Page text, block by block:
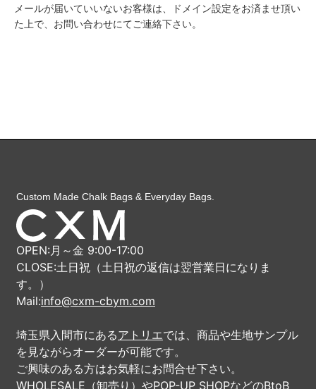
メールが届いていいないお客様は、ドメイン設定をお済ませ頂い
た上で、お問い合わせにてご連絡下さい。
Custom Made Chalk Bags & Everyday Bags.
OPEN:月～金 9:00-17:00
CLOSE:土日祝（土日祝の返信は翌営業日になりま
す。）
Mail:info@cxm-cbym.com
埼玉県入間市にあるアトリエでは、商品や生地サンプル
を見ながらオーダーが可能です。
ご興味のある方はお気軽にお問合せ下さい。
WHOLESALE（卸売り）やPOP-UP SHOPなどのBtoB